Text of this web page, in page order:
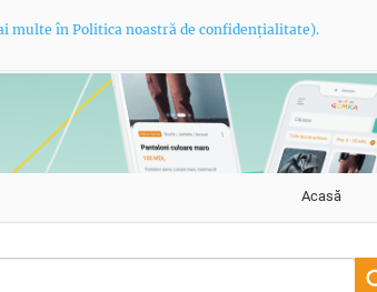
multe în Politica noastră de confidențialitate).
Acasă